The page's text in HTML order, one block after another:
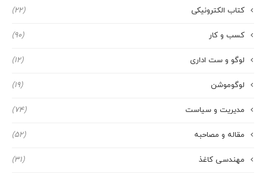
کتاب الکترونیکی (22)
کسب و کار (90)
لوگو و ست اداری (12)
لوگوموشن (19)
مدیریت و سیاست (74)
مقاله و مصاحبه (52)
مهندسی کاغذ (31)